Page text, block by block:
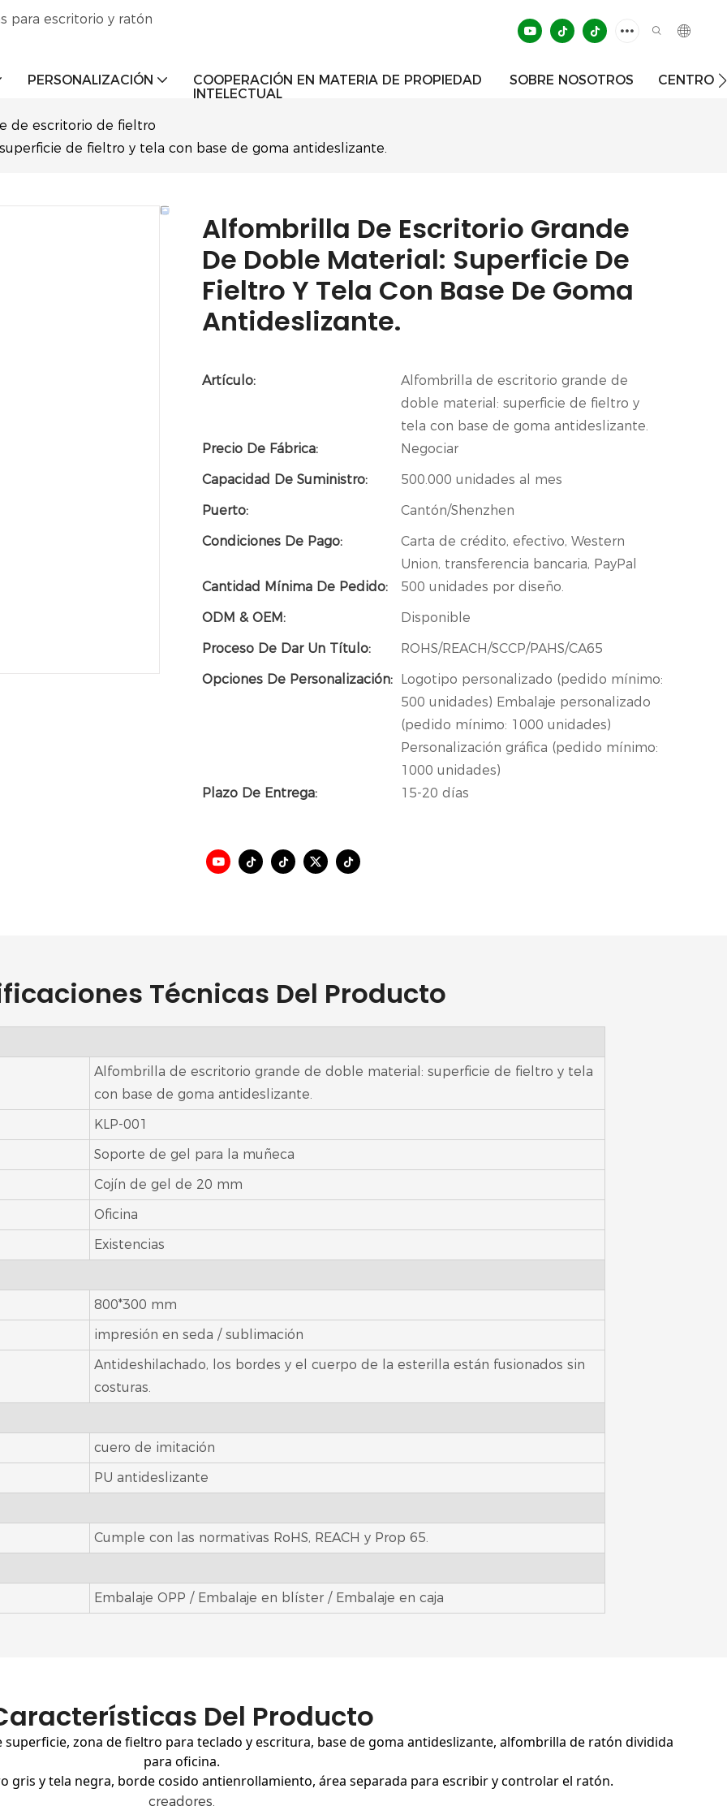
para escritorio y ratón
PERSONALIZACIÓN
COOPERACIÓN EN MATERIA DE PROPIEDAD
INTELECTUAL
SOBRE NOSOTROS CENTRO
de escritorio de fieltro
de fieltro y tela con base de goma antideslizante.
Alfombrilla De Escritorio Grande
De Doble Material: Superficie De
Fieltro Y Tela Con Base De Goma
Antideslizante.
Artículo:
Alfombrilla de escritorio grande de
doble material: superficie de fieltro y
tela con base de goma antideslizante.
Precio De Fábrica:
Negociar
Capacidad De Suministro:
500.000 unidades al mes
Puerto:
Cantón/Shenzhen
Condiciones De Pago:
Carta de crédito, efectivo, Western
Union, transferencia bancaria, PayPal
Cantidad Mínima De Pedido:
500 unidades por diseño.
ODM & OEM:
Disponible
Proceso De Dar Un Título:
ROHS/REACH/SCCP/PAHS/CA65
Opciones De Personalización:
Logotipo personalizado (pedido mínimo:
500 unidades) Embalaje personalizado
(pedido mínimo: 1000 unidades)
Personalización gráfica (pedido mínimo:
1000 unidades)
Plazo De Entrega:
15-20 días
Técnicas Del Producto
Alfombrilla de escritorio grande de doble material: superficie de fieltro y tela
con base de goma antideslizante.
KLP-001
Soporte de gel para la muñeca
Cojín de gel de 20 mm
Oficina
Existencias
800*300 mm
impresión en seda / sublimación
Antideshilachado, los bordes y el cuerpo de la esterilla están fusionados sin
costuras.
cuero de imitación
PU antideslizante
Cumple con las normativas RoHS, REACH y Prop 65.
Embalaje OPP / Embalaje en blíster / Embalaje en caja
Del Producto
zona de fieltro para teclado y escritura, base de goma antideslizante, alfombrilla de ratón dividida
para oficina.
gris y tela negra, borde cosido antienrollamiento, área separada para escribir y controlar el ratón.
creadores.